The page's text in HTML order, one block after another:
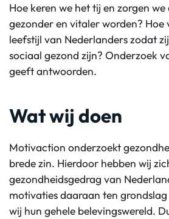
Hoe keren we het tij en zorgen
gezonder en vitaler worden? Hoe
leefstijl van Nederlanders zodat
sociaal gezond zijn? Onderzoek
geeft antwoorden.
Wat wij doen
Motivaction onderzoekt
brede zin. Hierdoor hebben wij
gezondheidsgedrag van
motivaties daaraan ten
wij hun gehele belevingswereld.